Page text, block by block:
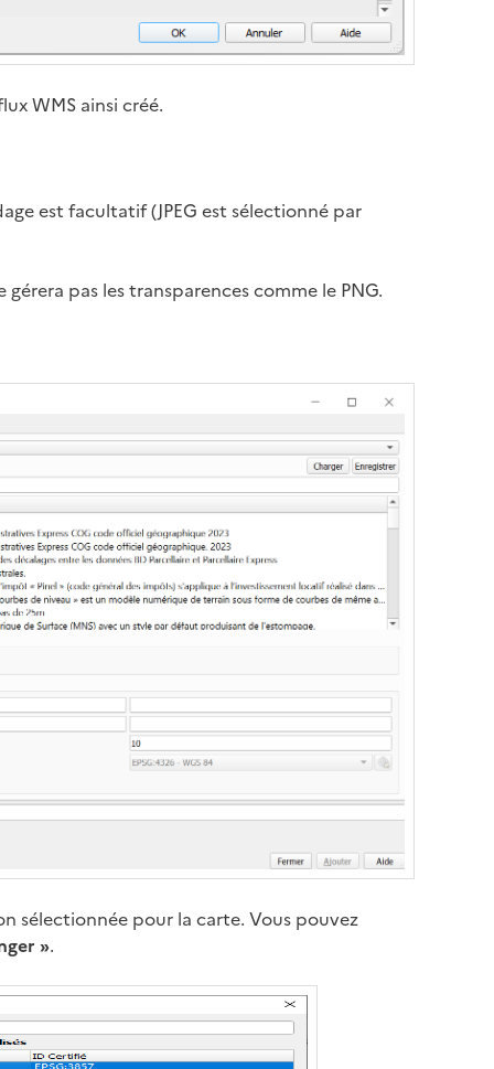
WMS ainsi créé.
est facultatif (JPEG est sélectionné par
pas les transparences comme le PNG.
sélectionnée pour la carte. Vous pouvez
».